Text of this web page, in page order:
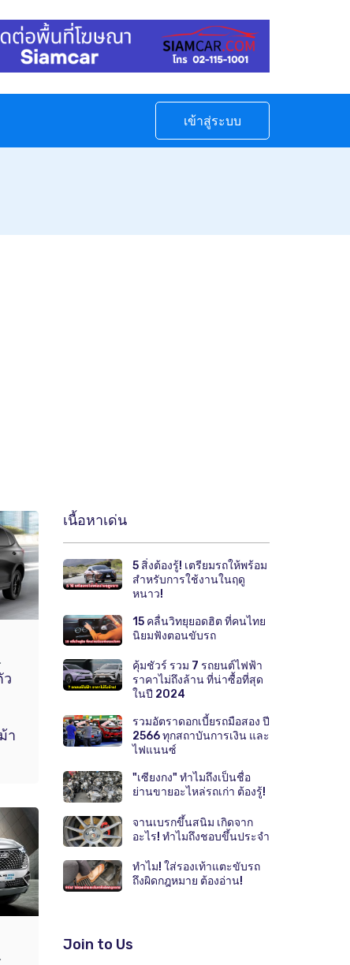
เข้าสู่ระบบ
า
เนื้อหาเด่น
5 สิ่งต้องรู้! เตรียมรถให้พร้อม
สำหรับการใช้งานในฤดู
หนาว!
15 คลื่นวิทยุยอดฮิต ที่คนไทย
นิยมฟังตอนขับรถ
คุ้มชัวร์ รวม 7 รถยนต์ไฟฟ้า
ราคาไม่ถึงล้าน ที่น่าซื้อที่สุด
ในปี 2024
รวมอัตราดอกเบี้ยรถมือสอง ปี
2566 ทุกสถาบันการเงิน และ
ไฟแนนซ์
"เซียงกง" ทำไมถึงเป็นชื่อ
ย่านขายอะไหล่รถเก่า ต้องรู้!
จานเบรกขึ้นสนิม เกิดจาก
อะไร! ทำไมถึงชอบขึ้นประจำ
ทำไม! ใส่รองเท้าแตะขับรถ
ถึงผิดกฎหมาย ต้องอ่าน!
Join to Us